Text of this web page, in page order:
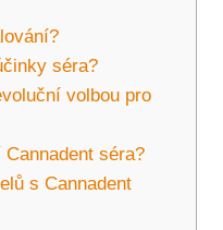
séra?
volbou pro
séra?
s Cannadent